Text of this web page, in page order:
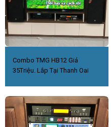
Combo TMG HB12 Giá
35Triệu. Lắp Tại Thanh Oai